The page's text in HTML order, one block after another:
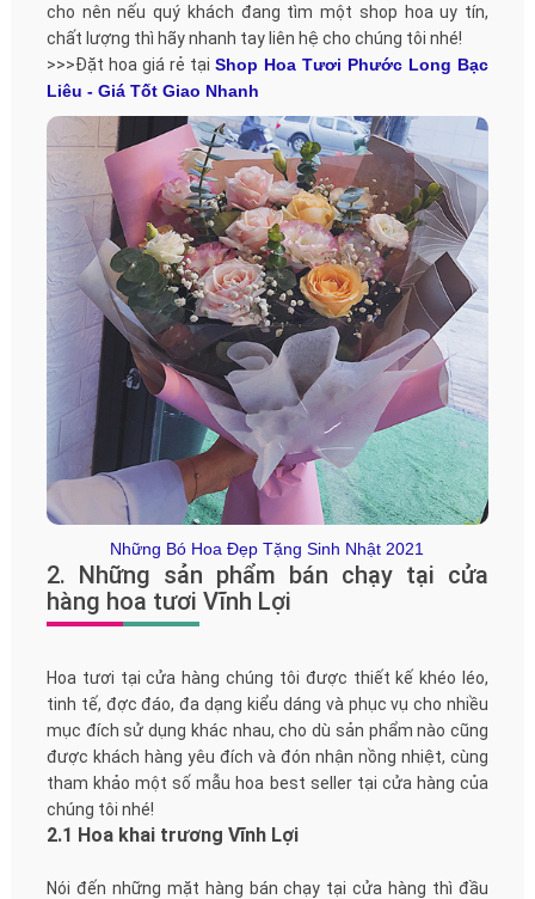
cho nên nếu quý khách đang tìm một shop hoa uy tín,
chất lượng thì hãy nhanh tay liên hệ cho chúng tôi nhé!
>>>Đặt hoa giá rẻ tại Shop Hoa Tươi Phước Long Bạc
Liêu - Giá Tốt Giao Nhanh
Những Bó Hoa Đẹp Tặng Sinh Nhật 2021
2. Những sản phẩm bán chạy tại cửa
hàng hoa tươi Vĩnh Lợi
Hoa tươi tại cửa hàng chúng tôi được thiết kế khéo léo,
tinh tế, đợc đáo, đa dạng kiểu dáng và phục vụ cho nhiều
mục đích sử dụng khác nhau, cho dù sản phẩm nào cũng
được khách hàng yêu đích và đón nhận nồng nhiệt, cùng
tham khảo một số mẫu hoa best seller tại cửa hàng của
chúng tôi nhé!
2.1 Hoa khai trương Vĩnh Lợi
Nói đến những mặt hàng bán chạy tại cửa hàng thì đầu